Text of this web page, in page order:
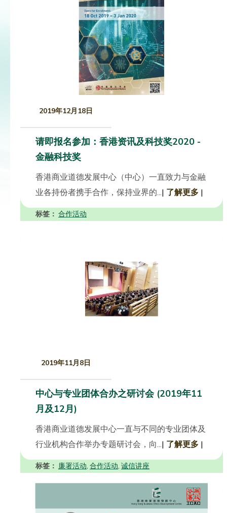
2019年12月18日
请即报名参加：香港资讯及科技奖2020 -
金融科技奖
香港商业道德发展中心（中心）一直致力与金融
业各持份者携手合作，保持业界的...| 了解更多 |
标签： 合作活动
2019年11月8日
中心与专业团体合办之研讨会 (2019年11
月及12月)
香港商业道德发展中心一直与不同的专业团体及
行业机构合作举办专题研讨会，向...| 了解更多 |
标签： 廉署活动, 合作活动, 诚信讲座